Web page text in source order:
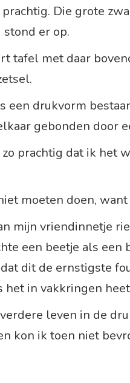
Die grote
er op.
tafel met daar
een drukvorm
gebonden door
prachtig dat ik het
moeten doen,
mijn vriendinnetje
een beetje als een
dit de ernstigste
het in vakkringen
leven in de
kon ik toen niet